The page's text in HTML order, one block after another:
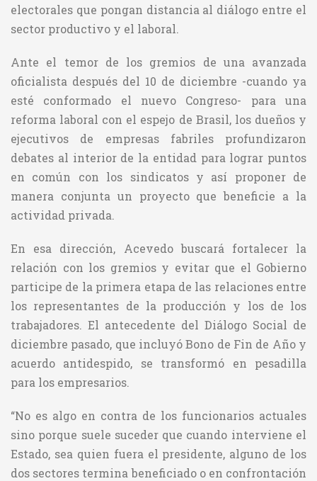
electorales que pongan distancia al diálogo entre el
sector productivo y el laboral.
Ante el temor de los gremios de una avanzada
oficialista después del 10 de diciembre -cuando ya
esté conformado el nuevo Congreso- para una
reforma laboral con el espejo de Brasil, los dueños y
ejecutivos de empresas fabriles profundizaron
debates al interior de la entidad para lograr puntos
en común con los sindicatos y así proponer de
manera conjunta un proyecto que beneficie a la
actividad privada.
En esa dirección, Acevedo buscará fortalecer la
relación con los gremios y evitar que el Gobierno
participe de la primera etapa de las relaciones entre
los representantes de la producción y los de los
trabajadores. El antecedente del Diálogo Social de
diciembre pasado, que incluyó Bono de Fin de Año y
acuerdo antidespido, se transformó en pesadilla
para los empresarios.
“No es algo en contra de los funcionarios actuales
sino porque suele suceder que cuando interviene el
Estado, sea quien fuera el presidente, alguno de los
dos sectores termina beneficiado o en confrontación